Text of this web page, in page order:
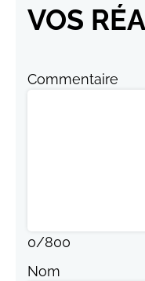
VOS
Commentaire
0/800
Nom